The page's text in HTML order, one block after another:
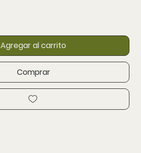
Agregar al carrito
Comprar